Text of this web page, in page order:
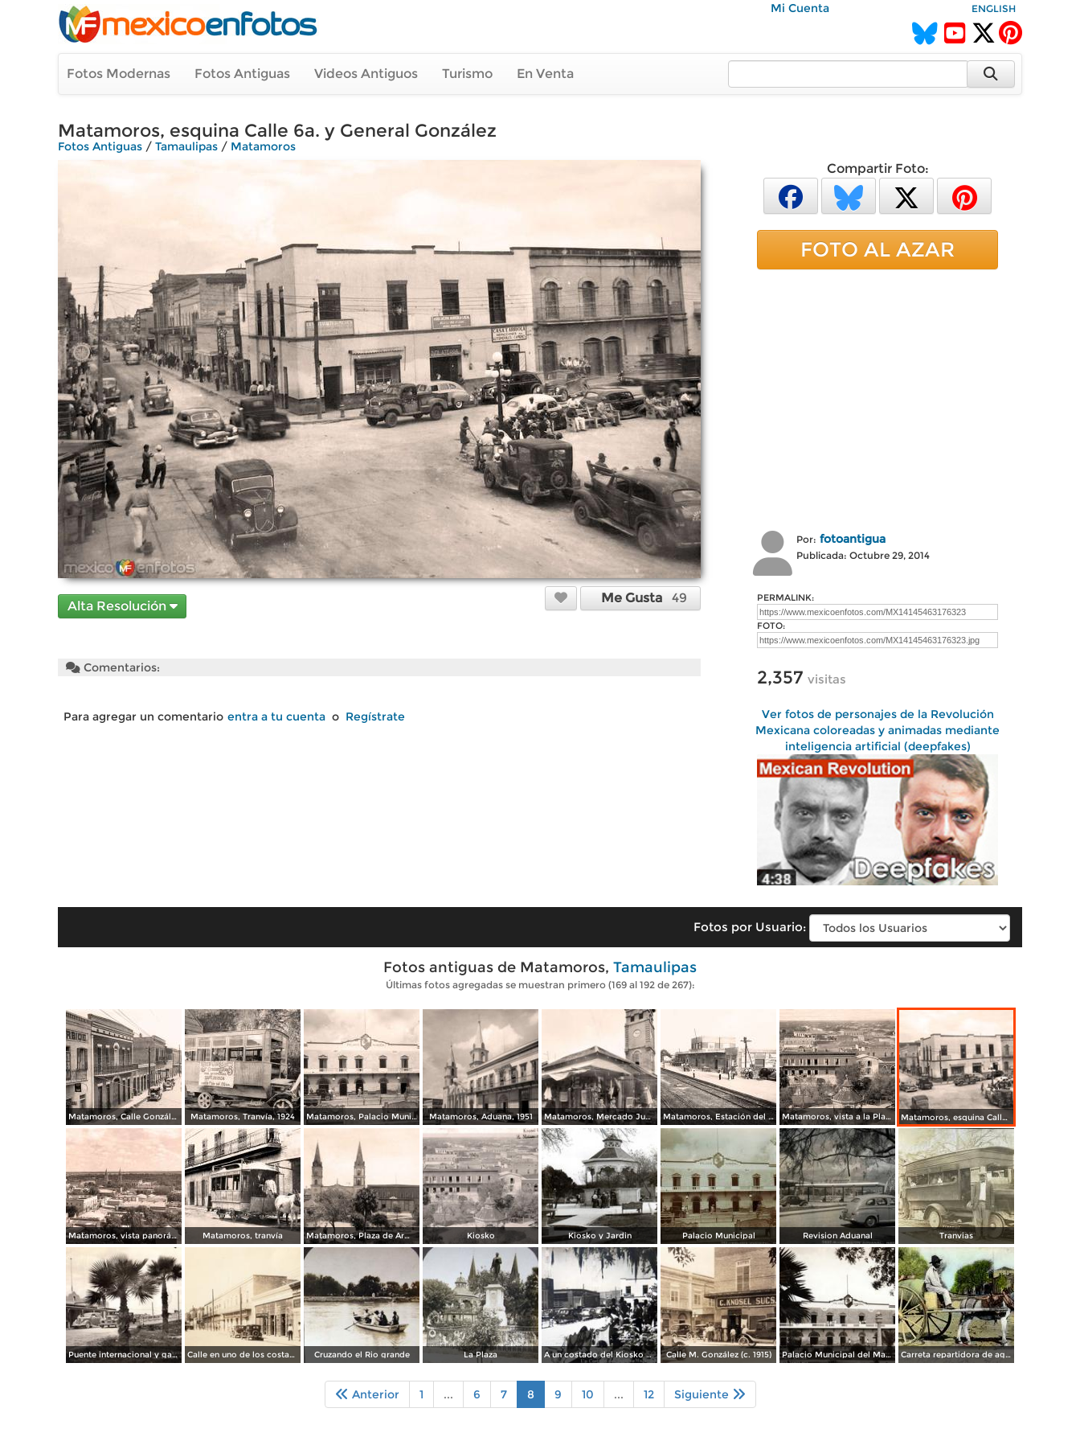
Mi Cuenta ENGLISH
Fotos Modernas Fotos Antiguas Videos Antiguos Turismo En Venta
Matamoros, esquina Calle 6a. y General González
Fotos Antiguas / Tamaulipas / Matamoros
Alta Resolución
Me Gusta 49
Comentarios:
Para agregar un comentario entra a tu cuenta o Regístrate
Compartir Foto:
FOTO AL AZAR
Por: fotoantigua
Publicada: Octubre 29, 2014
PERMALINK:
FOTO:
2,357 visitas
Ver fotos de personajes de la Revolución
Mexicana coloreadas y animadas mediante
inteligencia artificial (deepfakes)
Fotos por Usuario:
Fotos antiguas de Matamoros, Tamaulipas
Últimas fotos agregadas se muestran primero (169 al 192 de 267):
Matamoros, Calle González, 1930 Matamoros, Tranvía, 1924 Matamoros, Palacio Municipal, 1934 Matamoros, Aduana, 1951 Matamoros, Mercado Juárez, 1963 Matamoros, Estación del Ferrocarril, 1947 Matamoros, vista a la Plaza, 1920 Matamoros, esquina Calle 6a. y General González
Matamoros, vista panorámica, 1959 Matamoros, tranvía Matamoros, Plaza de Armas Kiosko Kiosko y Jardin Palacio Municipal Revision Aduanal Tranvias
Puente internacional y garita de revisión Calle en uno de los costados de la plaza Cruzando el Rio grande La Plaza A un costado del Kiosko y Jardin Calle M. González (c. 1915) Palacio Municipal del Matamoros Carreta repartidora de agua
Anterior 1 ... 6 7 8 9 10 ... 12 Siguiente